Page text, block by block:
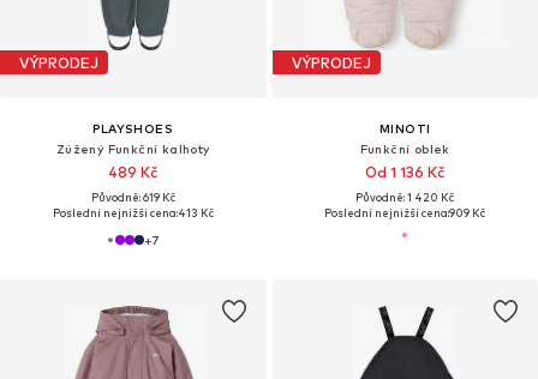
VÝPRODEJ
PLAYSHOES
Zúžený Funkční kalhoty
489 Kč
Původně: 619 Kč
Poslední nejnižší cena:413 Kč
+7
VÝPRODEJ
MINOTI
Funkční oblek
Od 1 136 Kč
Původně: 1 420 Kč
Poslední nejnižší cena:909 Kč